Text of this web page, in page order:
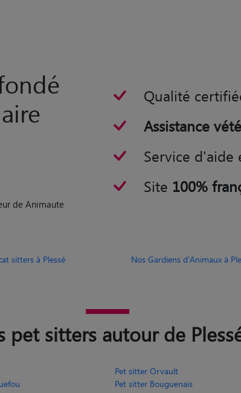
de Animaute
pet sitters autour de
Pet sitter Bouguenais
Pet sitter Pornichet